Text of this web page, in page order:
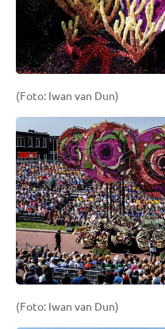
(Foto: Iwan van Dun)
(Foto: Iwan van Dun)